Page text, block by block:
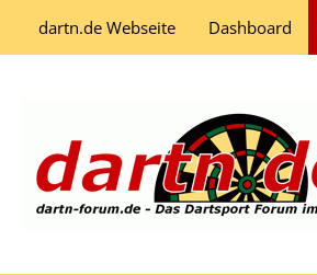
dartn.de Webseite Dashboard